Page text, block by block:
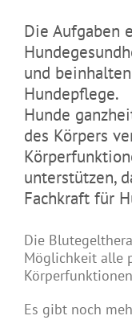
Die Aufgaben
und
Hundepflege.
Hunde
des Körpers
unterstützen,
Fachkraft für
Die
Möglichkeit alle
Es gibt noch